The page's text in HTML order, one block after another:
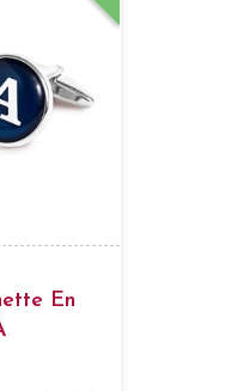
En